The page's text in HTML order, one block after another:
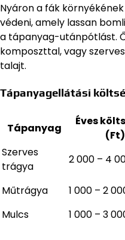
Nyáron a fák
védeni, amely lassan
a tápanyag-utánpótlást.
komposzttal, vagy
talajt.
Tápanyagellátási
Tápanyag
Éves
(Ft)
Szerves
trágya
2 000 – 4
Műtrágya
1 000 – 2
Mulcs
1 000 – 3